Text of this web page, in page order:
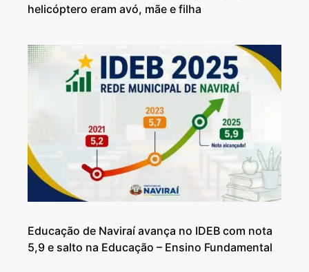
helicóptero eram avó, mãe e filha
Educação de Naviraí avança no IDEB com nota
5,9 e salto na Educação – Ensino Fundamental